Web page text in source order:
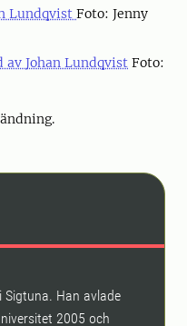
Lundqvist Foto: Jenny
av Johan Lundqvist Foto:
Han avlade
2005 och